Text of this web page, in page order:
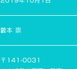
籔本 崇
〒141-0031